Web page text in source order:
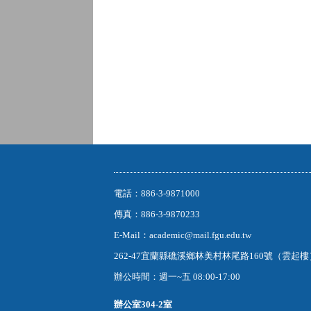
電話：886-3-9871000
傳真：886-3-9870233
E-Mail：academic@mail.fgu.edu.tw
262-47宜蘭縣礁溪鄉林美村林尾路160號（雲起
辦公時間：週一~五 08:00-17:00
辦公室304-2室